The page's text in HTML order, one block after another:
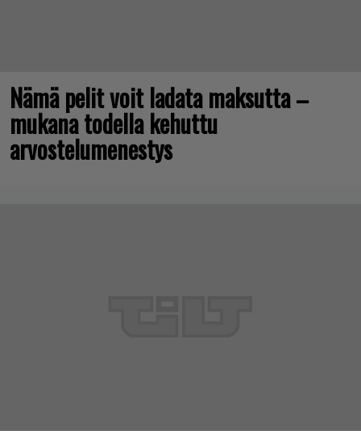
Nämä pelit voit ladata maksutta –
mukana todella kehuttu
arvostelumenestys